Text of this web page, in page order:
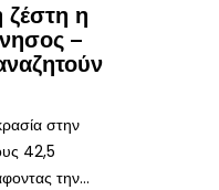
η
–
στην
42,5
την...